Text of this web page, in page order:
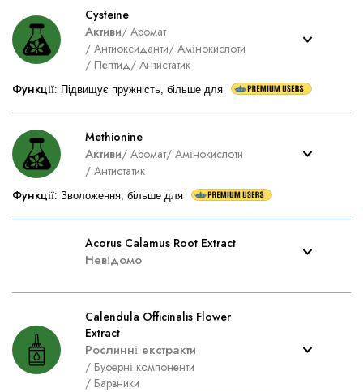
Cysteine
Активи/ Аромат
/ Антиоксиданти/ Амінокислоти
/ Пептид/ Антистатик
Функції: Підвищує пружність, більше для
Methionine
Активи/ Аромат/ Амінокислоти
/ Антистатик
Функції: Зволоження, більше для
Acorus Calamus Root Extract
Невідомо
Calendula Officinalis Flower
Extract
Рослинні екстракти
/ Буферні компоненти
/ Барвники